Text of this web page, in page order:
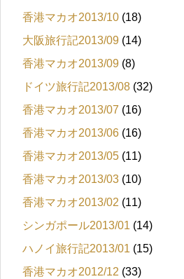
香港マカオ2013/10 (18)
大阪旅行記2013/09 (14)
香港マカオ2013/09 (8)
ドイツ旅行記2013/08 (32)
香港マカオ2013/07 (16)
香港マカオ2013/06 (16)
香港マカオ2013/05 (11)
香港マカオ2013/03 (10)
香港マカオ2013/02 (11)
シンガポール2013/01 (14)
ハノイ旅行記2013/01 (15)
香港マカオ2012/12 (33)